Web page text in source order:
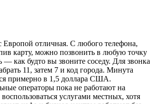
Европой отличная. С любого телефона,
карту, можно позвонить в любую точку
как будто вы звоните соседу. Для звонка
11, затем 7 и код города. Минута
примерно в 1,5 доллара США.
операторы пока не работают на
услугами местных, хотя